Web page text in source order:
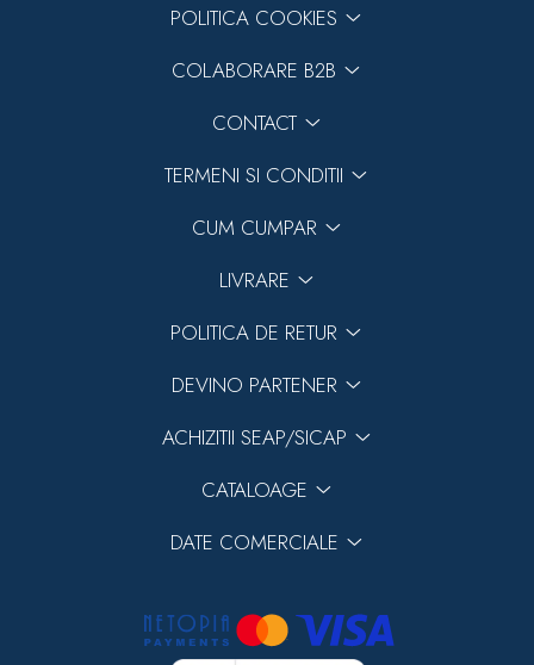
POLITICA COOKIES
COLABORARE B2B
CONTACT
TERMENI SI CONDITII
CUM CUMPAR
LIVRARE
POLITICA DE RETUR
DEVINO PARTENER
ACHIZITII SEAP/SICAP
CATALOAGE
DATE COMERCIALE